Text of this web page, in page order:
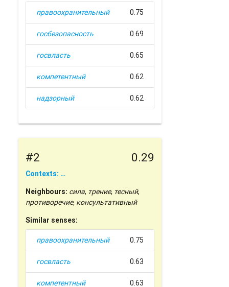
правоохранительный 0.75
госбезопасность 0.69
госвласть 0.65
компетентный 0.62
надзорный 0.62
#2 0.29
Contexts: …
Neighbours: сила, трение, тесный,
противоречие, консультативный
Similar senses:
правоохранительный 0.75
госвласть 0.63
компетентный 0.63